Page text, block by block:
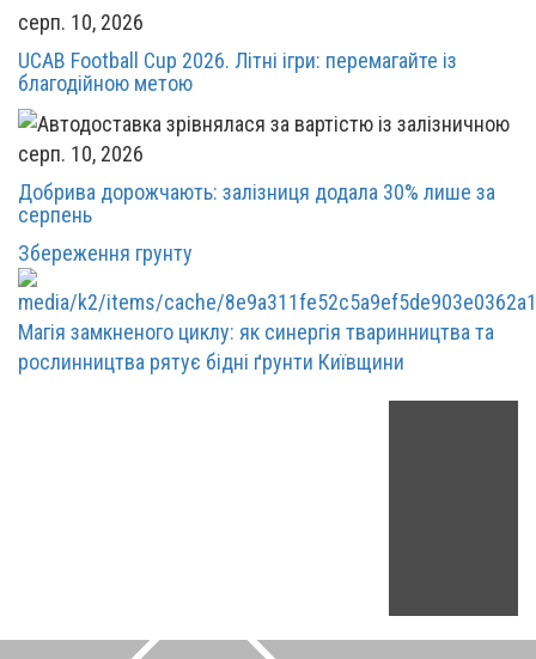
серп. 10, 2026
UCAB Football Cup 2026. Літні ігри: перемагайте із
благодійною метою
серп. 10, 2026
Добрива дорожчають: залізниця додала 30% лише за
серпень
Збереження грунту
Магія замкненого циклу: як синергія тваринництва та
рослинництва рятує бідні ґрунти Київщини